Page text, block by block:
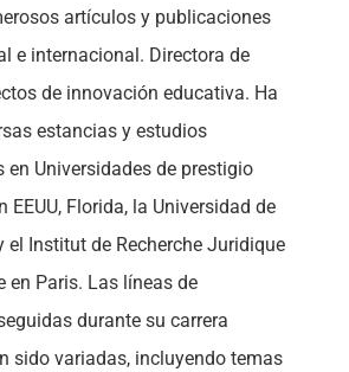
artículos y publicaciones
e internacional. Directora de
de innovación educativa. Ha
estancias y estudios
en Universidades de prestigio
EEUU, Florida, la Universidad de
el Institut de Recherche Juridique
en Paris. Las líneas de
durante su carrera
sido variadas, incluyendo temas